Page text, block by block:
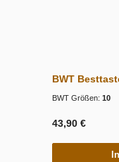
BWT
BWT Größen: 10
43,90 €